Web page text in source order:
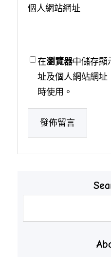
個人網站網址
在瀏覽器中儲存顯
址及個人網站網
時使用。